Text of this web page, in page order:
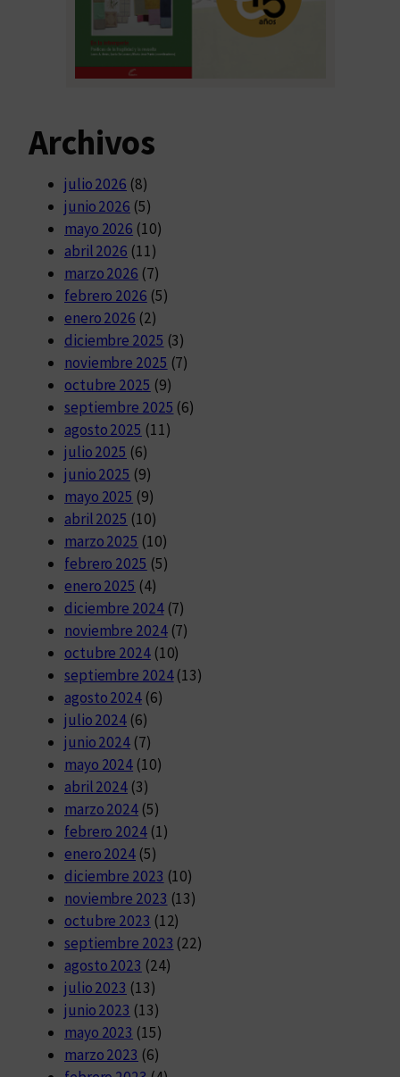
Archivos
julio 2026 (8)
junio 2026 (5)
mayo 2026 (10)
abril 2026 (11)
marzo 2026 (7)
febrero 2026 (5)
enero 2026 (2)
diciembre 2025 (3)
noviembre 2025 (7)
octubre 2025 (9)
septiembre 2025 (6)
agosto 2025 (11)
julio 2025 (6)
junio 2025 (9)
mayo 2025 (9)
abril 2025 (10)
marzo 2025 (10)
febrero 2025 (5)
enero 2025 (4)
diciembre 2024(7)
noviembre 2024(7)
octubre 2024(10)
septiembre 2024(13)
agosto 2024(6)
julio 2024 (6)
junio 2024 (7)
mayo 2024 (10)
abril 2024 (3)
marzo 2024 (5)
febrero 2024(1)
enero 2024 (5)
diciembre 2023 (10)
noviembre 2023 (13)
octubre 2023 (12)
septiembre 2023 (22)
agosto 2023 (24)
julio 2023 (13)
junio 2023 (13)
mayo 2023 (15)
marzo 2023 (6)